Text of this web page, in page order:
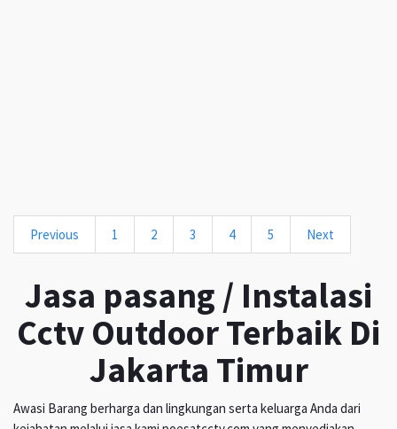
Previous 1 2 3 4 5 Next
Jasa pasang / Instalasi
Cctv Outdoor Terbaik Di
Jakarta Timur
Awasi Barang berharga dan lingkungan serta keluarga Anda dari